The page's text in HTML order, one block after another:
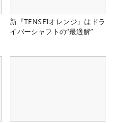
新『TENSEIオレンジ』はドラ
イバーシャフトの“最適解”